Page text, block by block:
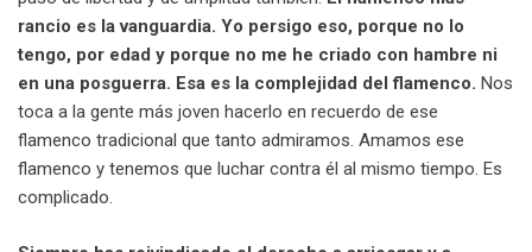
rancio es la vanguardia. Yo persigo eso, porque no lo
tengo, por edad y porque no me he criado con hambre ni
en una posguerra. Esa es la complejidad del flamenco. Nos
toca a la gente más joven hacerlo en recuerdo de ese
flamenco tradicional que tanto admiramos. Amamos ese
flamenco y tenemos que luchar contra él al mismo tiempo. Es
complicado.